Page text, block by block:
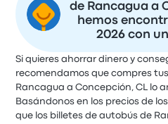
de Rancagua a
hemos
2026 con
Si quieres ahorrar dinero y
recomendamos que compres
Rancagua a Concepción, CL lo
Basándonos en los precios de
que los billetes de autobús de